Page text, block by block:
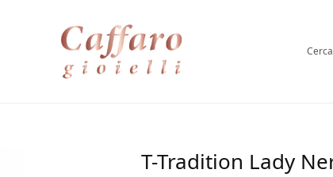
Cerca
T-Tradition Lady